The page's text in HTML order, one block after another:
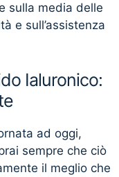
sulla media delle
e sull’assistenza
Ialuronico:
ad oggi,
sempre che ciò
il meglio che